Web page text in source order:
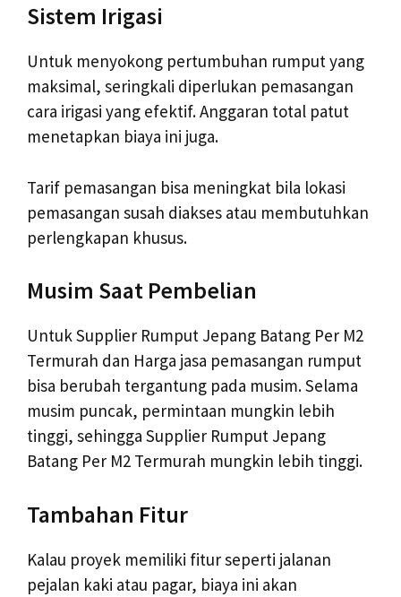
Sistem Irigasi
Untuk menyokong pertumbuhan rumput yang
maksimal, seringkali diperlukan pemasangan
cara irigasi yang efektif. Anggaran total patut
menetapkan biaya ini juga.
Tarif pemasangan bisa meningkat bila lokasi
pemasangan susah diakses atau membutuhkan
perlengkapan khusus.
Musim Saat Pembelian
Untuk Supplier Rumput Jepang Batang Per M2
Termurah dan Harga jasa pemasangan rumput
bisa berubah tergantung pada musim. Selama
musim puncak, permintaan mungkin lebih
tinggi, sehingga Supplier Rumput Jepang
Batang Per M2 Termurah mungkin lebih tinggi.
Tambahan Fitur
Kalau proyek memiliki fitur seperti jalanan
pejalan kaki atau pagar, biaya ini akan